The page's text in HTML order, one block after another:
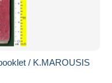
/ K.MAROUSIS